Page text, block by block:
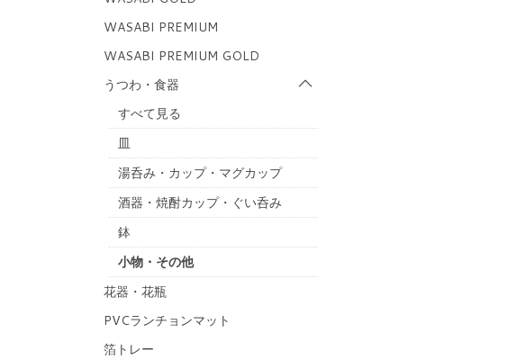
WASABI PREMIUM
WASABI PREMIUM GOLD
うつわ・食器
すべて見る
皿
湯呑み・カップ・マグカップ
酒器・焼酎カップ・ぐい呑み
鉢
小物・その他
花器・花瓶
PVCランチョンマット
箔トレー